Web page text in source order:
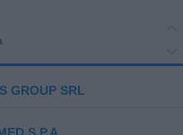
GROUP SRL